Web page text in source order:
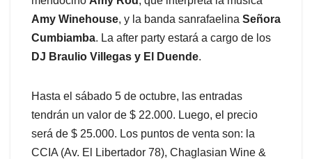
Amy Winehouse, y la banda sanrafaelina Señora
Cumbiamba. La after party estará a cargo de los
DJ Braulio Villegas y El Duende.
Hasta el sábado 5 de octubre, las entradas
tendrán un valor de $ 22.000. Luego, el precio
será de $ 25.000. Los puntos de venta son: la
CCIA (Av. El Libertador 78), Chaglasian Wine &